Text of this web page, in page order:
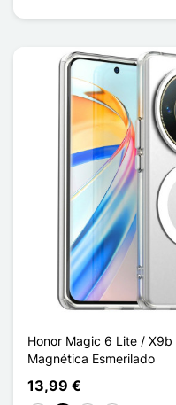
Honor Magic 6 Lite / X9b
Magnética Esmerilado
13,99 €